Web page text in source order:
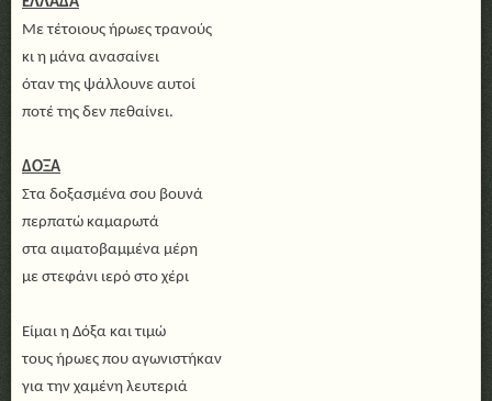
Με τέτοιους ήρωες τρανούς
κι η μάνα ανασαίνει
όταν της ψάλλουνε αυτοί
ποτέ της δεν πεθαίνει.
ΔΟΞΑ
Στα δοξασμένα σου βουνά
περπατώ καμαρωτά
στα αιματοβαμμένα μέρη
με στεφάνι ιερό στο χέρι
Είμαι η Δόξα και τιμώ
τους ήρωες που αγωνιστήκαν
για την χαμένη λευτεριά